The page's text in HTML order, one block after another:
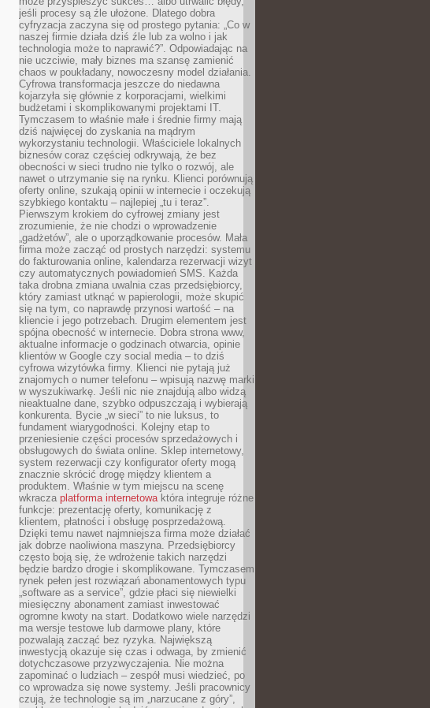
jeśli procesy są źle ułożone. Dlatego dobra
cyfryzacja zaczyna się od prostego pytania: „Co w
naszej firmie działa dziś źle lub za wolno i jak
technologia może to naprawić?”. Odpowiadając na
nie uczciwie, mały biznes ma szansę zamienić
chaos w poukładany, nowoczesny model działania.
Cyfrowa transformacja jeszcze do niedawna
kojarzyła się głównie z korporacjami, wielkimi
budżetami i skomplikowanymi projektami IT.
Tymczasem to właśnie małe i średnie firmy mają
dziś najwięcej do zyskania na mądrym
wykorzystaniu technologii. Właściciele lokalnych
biznesów coraz częściej odkrywają, że bez
obecności w sieci trudno nie tylko o rozwój, ale
nawet o utrzymanie się na rynku. Klienci porównują
oferty online, szukają opinii w internecie i oczekują
szybkiego kontaktu – najlepiej „tu i teraz”.
Pierwszym krokiem do cyfrowej zmiany jest
zrozumienie, że nie chodzi o wprowadzenie
„gadżetów”, ale o uporządkowanie procesów. Mała
firma może zacząć od prostych narzędzi: systemu
do fakturowania online, kalendarza rezerwacji wizyt
czy automatycznych powiadomień SMS. Każda
taka drobna zmiana uwalnia czas przedsiębiorcy,
który zamiast utknąć w papierologii, może skupić
się na tym, co naprawdę przynosi wartość – na
kliencie i jego potrzebach. Drugim elementem jest
spójna obecność w internecie. Dobra strona www,
aktualne informacje o godzinach otwarcia, opinie
klientów w Google czy social media – to dziś
cyfrowa wizytówka firmy. Klienci nie pytają już
znajomych o numer telefonu – wpisują nazwę marki
w wyszukiwarkę. Jeśli nic nie znajdują albo widzą
nieaktualne dane, szybko odpuszczają i wybierają
konkurenta. Bycie „w sieci” to nie luksus, to
fundament wiarygodności. Kolejny etap to
przeniesienie części procesów sprzedażowych i
obsługowych do świata online. Sklep internetowy,
system rezerwacji czy konfigurator oferty mogą
znacznie skrócić drogę między klientem a
produktem. Właśnie w tym miejscu na scenę
wkracza platforma internetowaktóra integruje różne
funkcje: prezentację oferty, komunikację z
klientem, płatności i obsługę posprzedażową.
Dzięki temu nawet najmniejsza firma może działać
jak dobrze naoliwiona maszyna. Przedsiębiorcy
często boją się, że wdrożenie takich narzędzi
będzie bardzo drogie i skomplikowane. Tymczasem
rynek pełen jest rozwiązań abonamentowych typu
„software as a service”, gdzie płaci się niewielki
miesięczny abonament zamiast inwestować
ogromne kwoty na start. Dodatkowo wiele narzędzi
ma wersje testowe lub darmowe plany, które
pozwalają zacząć bez ryzyka. Największą
inwestycją okazuje się czas i odwaga, by zmienić
dotychczasowe przyzwyczajenia. Nie można
zapominać o ludziach – zespół musi wiedzieć, po
co wprowadza się nowe systemy. Jeśli pracownicy
czują, że technologie są im „narzucane z góry”,